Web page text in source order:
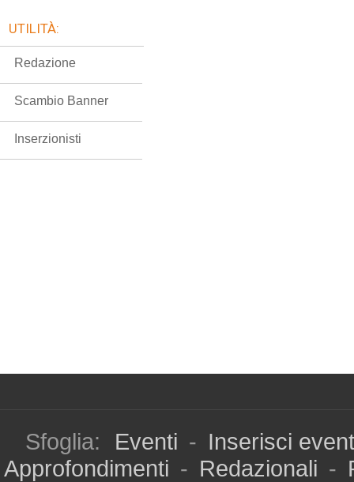
UTILITÀ:
Redazione
Scambio Banner
Inserzionisti
Sfoglia: Eventi - Inserisci
Approfondimenti - Redazionali -